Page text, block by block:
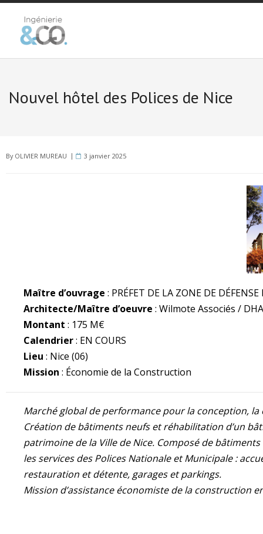
NOS MEMBRES
Nouvel hôtel des Polices de Nice
By OLIVIER MUREAU 3 janvier 2025
Maître d’ouvrage : PRÉFET DE LA ZONE DE
Architecte/Maître d’oeuvre : Wilmote Associés /
Montant : 175 M€
Calendrier: EN COURS
Lieu : Nice (06)
Mission : Économie de la Construction
Marché global de performance pour la conception,
Création de bâtiments neufs et réhabilitation d’un
patrimoine de la Ville de Nice. Composé de
les services des Polices Nationale et Municipale :
restauration et détente, garages et parkings.
Mission d’assistance économiste de la construction